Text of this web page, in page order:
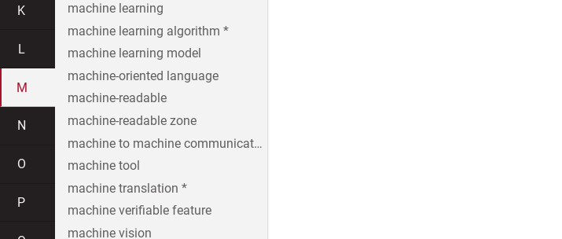
K
L
M
N
O
P
machine learning
machine learning algorithm *
machine learning model
machine-oriented language
machine-readable
machine-readable zone
machine to machine communication
machine tool
machine translation *
machine verifiable feature
machine vision